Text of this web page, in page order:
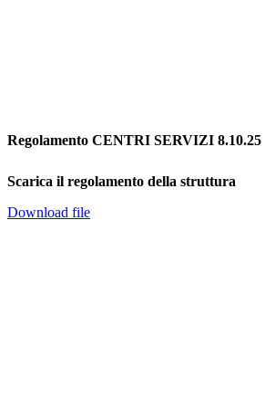
Regolamento CENTRI SERVIZI 8.10.25
Scarica il regolamento della struttura
Download file